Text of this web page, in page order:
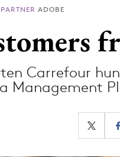
ADOBE
Carrefour
Management